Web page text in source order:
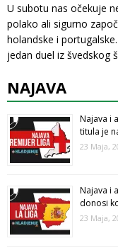
U subotu nas očekuje
polako ali sigurno
holandske i
jedan duel iz švedskog
NAJAVA
Najava i
titula je
23 Maja,
Najava i
donosi
23 Maja,